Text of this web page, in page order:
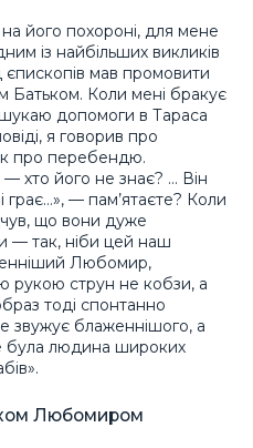
його похороні, для мене
із найбільших викликів
мав промовити
Батьком. Коли мені бракує
шукаю допомоги в Тараса
я говорив про
про перебендю.
хто його не знає? … Він
грає…», — пам’ятаєте? Коли
що вони дуже
— так, ніби цей наш
Любомир,
рукою струн не кобзи, а
тоді спонтанно
звужує блаженнішого, а
була людина широких
Любомиром